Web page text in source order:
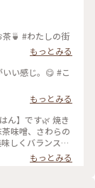
🍵 #わたしの街
もっとみる
い感じ。😋 #こ
もっとみる
ん】です🌿 焼き
味噌、さわらの
しくバランス良
入り玄米茶も
です♪ #伊右衛
もっとみる